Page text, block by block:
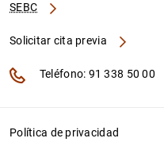
SEBC
Solicitar cita previa
Teléfono: 91 338 50 00
Política de privacidad